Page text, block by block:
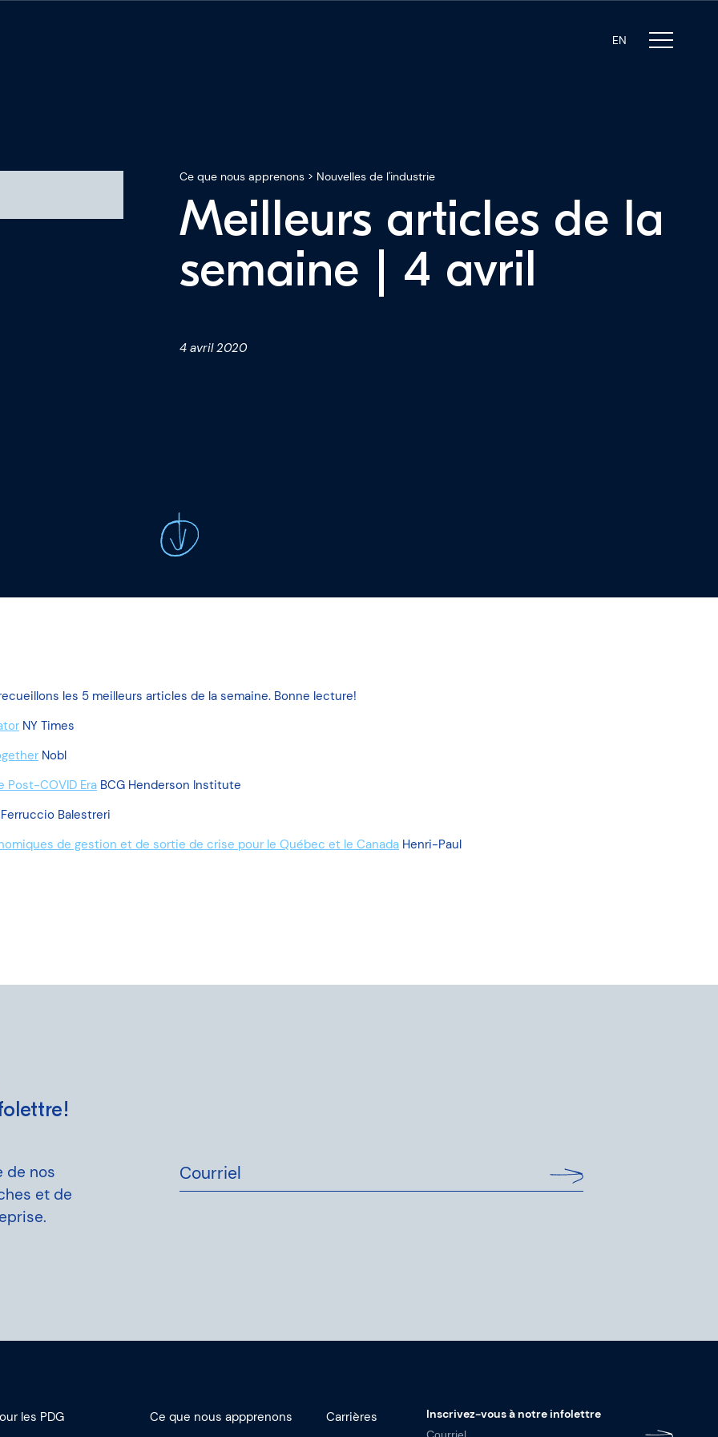
EN
Ce que nous apprenons > Nouvelles de l'industrie
Meilleurs articles de la
semaine | 4 avril
4 avril 2020
les 5 meilleurs articles de la semaine. Bonne lecture!
NY Times
Nobl
Post-COVID Era BCG Henderson Institute
Ferruccio Balestreri
de gestion et de sortie de crise pour le Québec et le Canada Henri-Paul
de nos
et de
Courriel
les PDG Ce que nous appprenons Carrières Inscrivez-vous à notre infolettre